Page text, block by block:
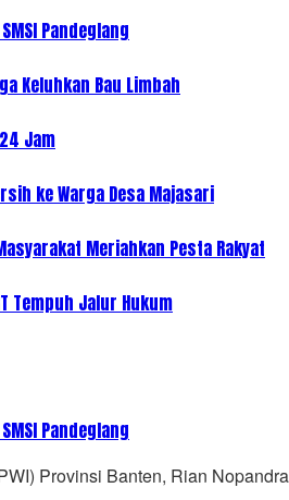
Pandeglang
Keluhkan Bau Limbah
Jam
ke Warga Desa Majasari
Meriahkan Pesta Rakyat
Tempuh Jalur Hukum
Pandeglang
Provinsi Banten, Rian